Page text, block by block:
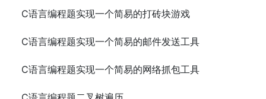
C语言编程题实现一个简易的打砖块游戏
C语言编程题实现一个简易的邮件发送工具
C语言编程题实现一个简易的网络抓包工具